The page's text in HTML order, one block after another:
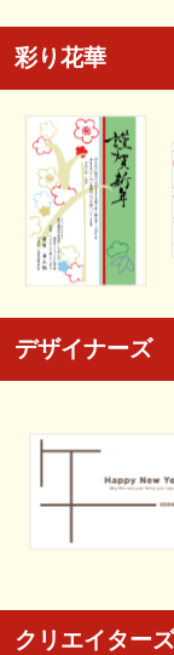
彩り花華
デザイナーズ
クリエイターズ